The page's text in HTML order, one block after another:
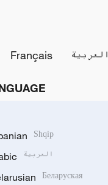
Français العربية
Shqip
العربية
Беларуская